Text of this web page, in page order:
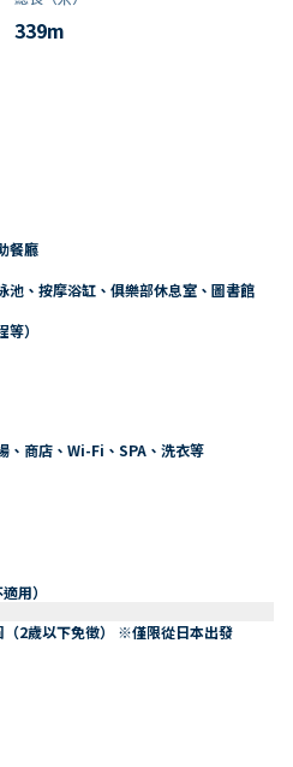
339m
餐廳
池、按摩浴缸、俱樂部休息室、圖書館
）
、商店、Wi-Fi、SPA、洗衣等
用）
2歲以下免徵） ※僅限從日本出發